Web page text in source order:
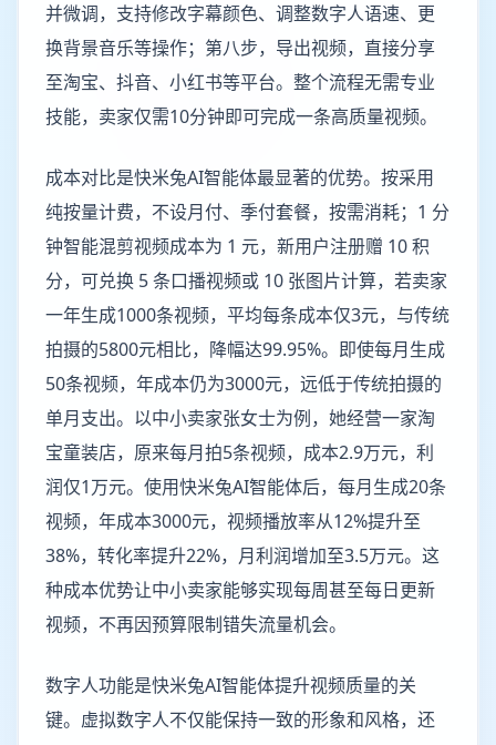
并微调，支持修改字幕颜色、调整数字人语速、更
换背景音乐等操作；第八步，导出视频，直接分享
至淘宝、抖音、小红书等平台。整个流程无需专业
技能，卖家仅需10分钟即可完成一条高质量视频。
成本对比是快米兔AI智能体最显著的优势。按采用
纯按量计费，不设月付、季付套餐，按需消耗；1 分
钟智能混剪视频成本为 1 元，新用户注册赠 10 积
分，可兑换 5 条口播视频或 10 张图片计算，若卖家
一年生成1000条视频，平均每条成本仅3元，与传统
拍摄的5800元相比，降幅达99.95%。即使每月生成
50条视频，年成本仍为3000元，远低于传统拍摄的
单月支出。以中小卖家张女士为例，她经营一家淘
宝童装店，原来每月拍5条视频，成本2.9万元，利
润仅1万元。使用快米兔AI智能体后，每月生成20条
视频，年成本3000元，视频播放率从12%提升至
38%，转化率提升22%，月利润增加至3.5万元。这
种成本优势让中小卖家能够实现每周甚至每日更新
视频，不再因预算限制错失流量机会。
数字人功能是快米兔AI智能体提升视频质量的关
键。虚拟数字人不仅能保持一致的形象和风格，还